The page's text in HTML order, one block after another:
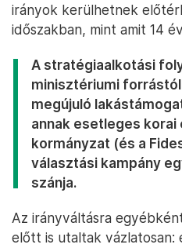
irányok kerülhetnek
időszakban, mint amit 14
A stratégiaalkotási
minisztériumi
megújuló
annak esetleges korai
kormányzat (és a
választási kampány
szánja.
Az irányváltásra
előtt is utaltak vázlatosan: